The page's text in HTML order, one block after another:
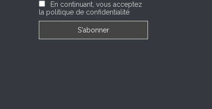
En continuant, vous acceptez
la politique de confidentialité